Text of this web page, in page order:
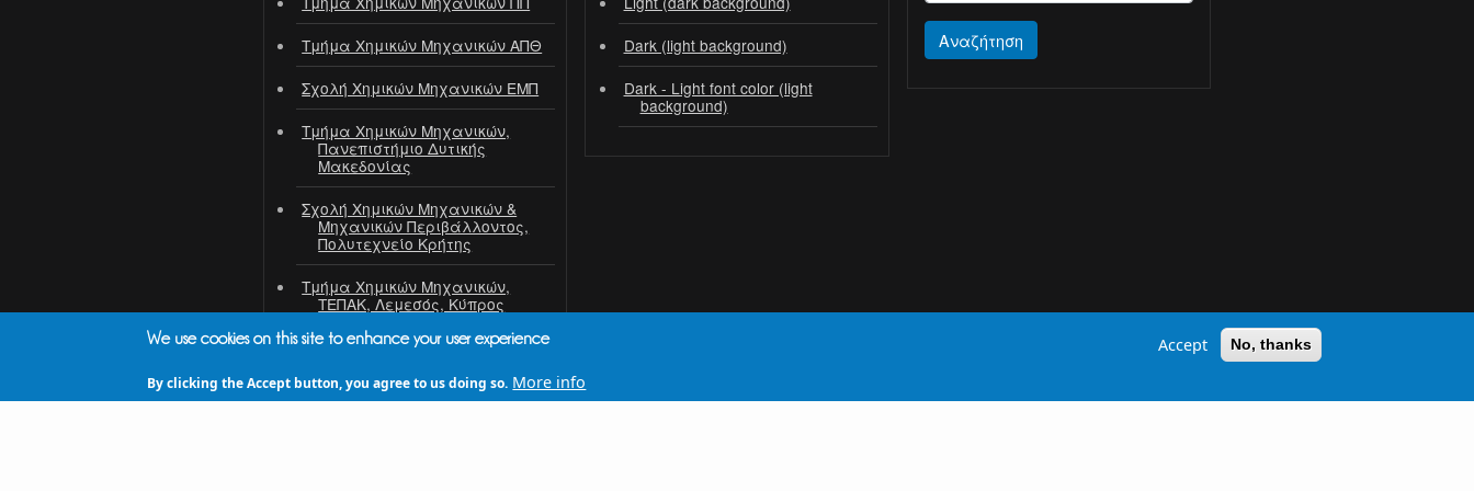
Τμήμα Χημικών Μηχανικών ΑΠΘ
Σχολή Χημικών Μηχανικών ΕΜΠ
Τμήμα Χημικών Μηχανικών,
Πανεπιστήμιο Δυτικής
Μακεδονίας
Σχολή Χημικών Μηχανικών &
Μηχανικών Περιβάλλοντος,
Πολυτεχνείο Κρήτης
Τμήμα Χημικών Μηχανικών,
ΤΕΠΑΚ, Λεμεσός, Κύπρος
ΙΤΕ / ΙΕΧΜΗ
ΕΚΕΤΑ / ΙΔΕΠ
Dark (light background)
Dark - Light font color (light
background)
Αναζήτηση
We use cookies on this site to enhance your user experience
By clicking the Accept button, you agree to us doing so. More info
Accept No, thanks